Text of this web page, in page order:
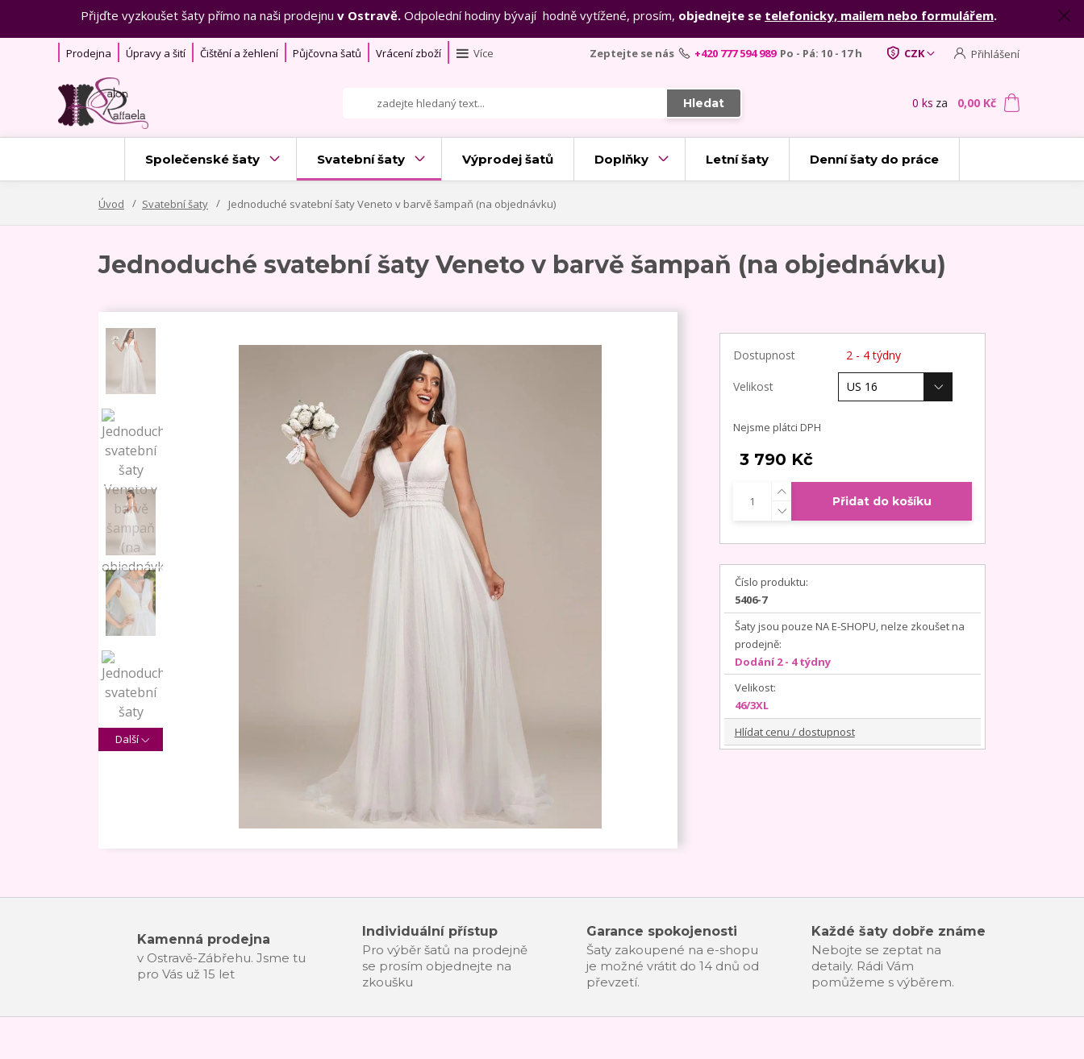
Přijďte vyzkoušet šaty přímo na naši prodejnu v Ostravě. Odpolední hodiny bývají hodně vytížené, prosím, objednejte se telefonicky, mailem nebo formulářem.
Prodejna Úpravy a šití Čištění a žehlení Půjčovna šatů Vrácení zboží Více CZK Přihlášení
Hledat
Zeptejte se nás +420 777 594 989 Po - Pá: 10 - 17 h
0 ks za 0,00 Kč
Společenské šaty Svatební šaty Výprodej šatů Doplňky Letní šaty Denní šaty do práce
Úvod Svatební šaty Jednoduché svatební šaty Veneto v barvě šampaň (na objednávku)
Jednoduché svatební šaty Veneto v barvě šampaň (na objednávku)
Další
Dostupnost 2 - 4 týdny
Velikost
Nejsme plátci DPH
3 790 Kč
Přidat do košíku
Číslo produktu:
5406-7
Šaty jsou pouze NA E-SHOPU, nelze zkoušet na
prodejně:
Dodání 2 - 4 týdny
Velikost:
46/3XL
Hlídat cenu / dostupnost
Kamenná prodejna
v Ostravě-Zábřehu. Jsme tu
pro Vás už 15 let
Individuální přístup
Pro výběr šatů na prodejně
se prosím objednejte na
zkoušku
Garance spokojenosti
Šaty zakoupené na e-shopu
je možné vrátit do 14 dnů od
převzetí.
Každé šaty dobře známe
Nebojte se zeptat na
detaily. Rádi Vám
pomůžeme s výběrem.